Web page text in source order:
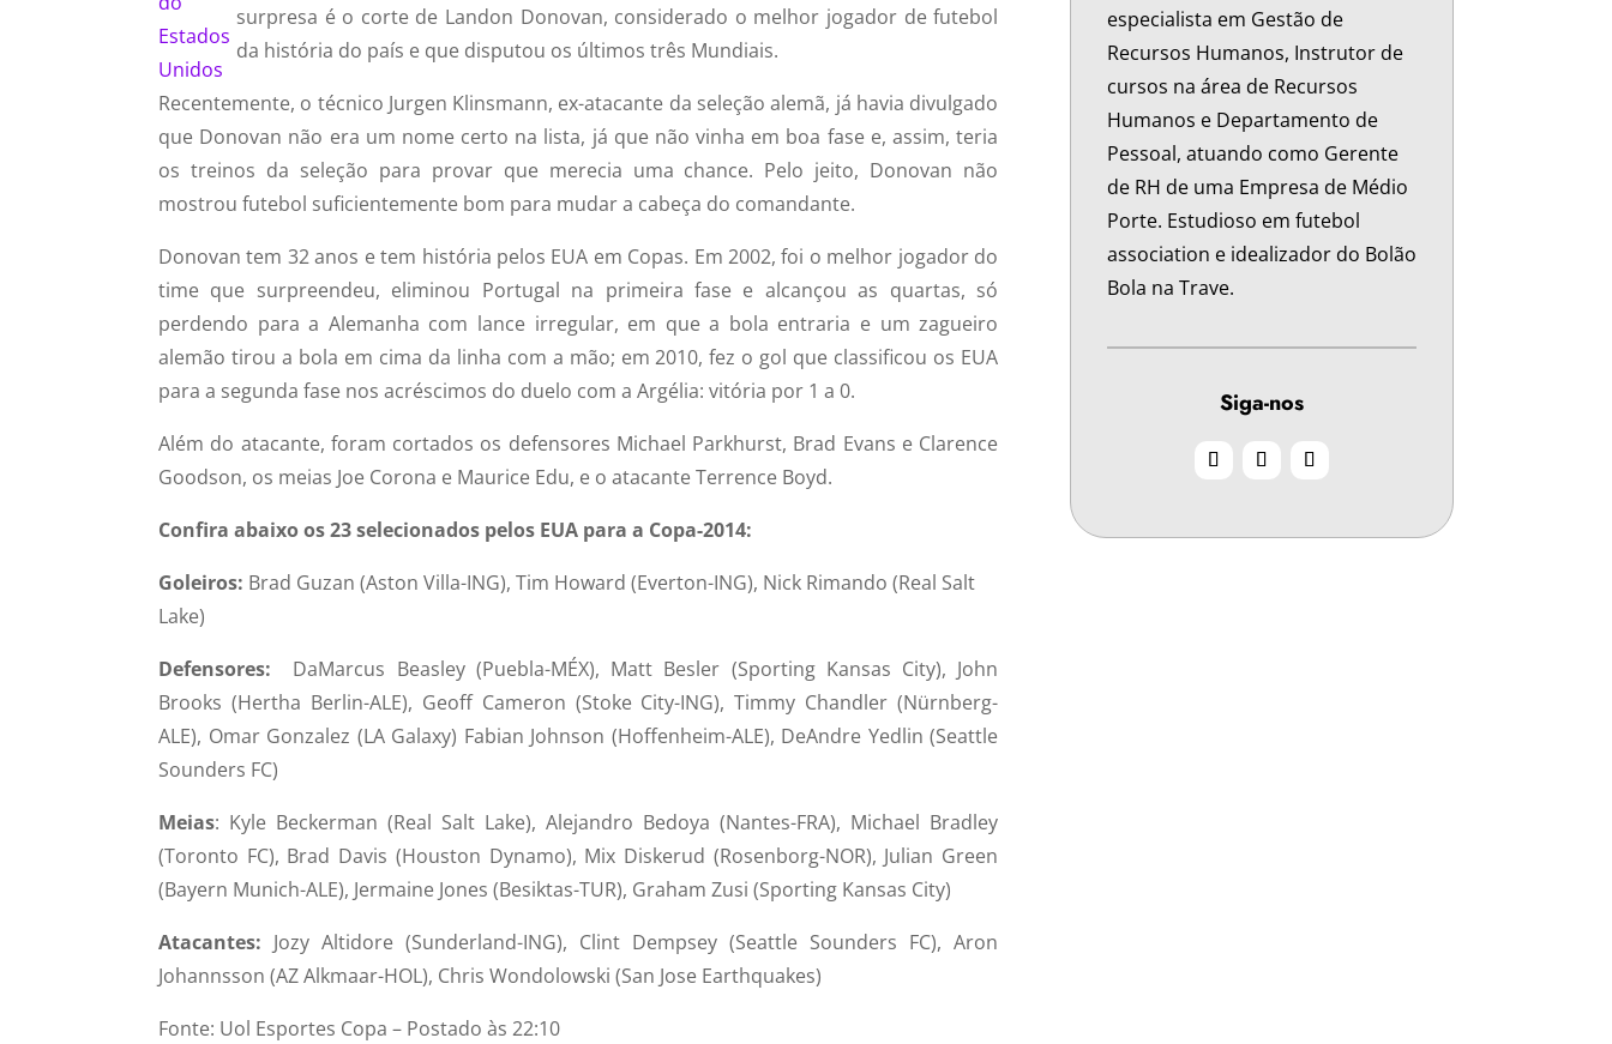
surpresa é o corte de Landon Donovan, considerado o melhor jogador de futebol
da história do país e que disputou os últimos três Mundiais.
Recentemente, o técnico Jurgen Klinsmann, ex-atacante da seleção alemã, já havia divulgado
que Donovan não era um nome certo na lista, já que não vinha em boa fase e, assim, teria
os treinos da seleção para provar que merecia uma chance. Pelo jeito, Donovan não
mostrou futebol suficientemente bom para mudar a cabeça do comandante.
Donovan tem 32 anos e tem história pelos EUA em Copas. Em 2002, foi o melhor jogador do
time que surpreendeu, eliminou Portugal na primeira fase e alcançou as quartas, só
perdendo para a Alemanha com lance irregular, em que a bola entraria e um zagueiro
alemão tirou a bola em cima da linha com a mão; em 2010, fez o gol que classificou os EUA
para a segunda fase nos acréscimos do duelo com a Argélia: vitória por 1 a 0.
Além do atacante, foram cortados os defensores Michael Parkhurst, Brad Evans e Clarence
Goodson, os meias Joe Corona e Maurice Edu, e o atacante Terrence Boyd.
Confira abaixo os 23 selecionados pelos EUA para a Copa-2014:
Goleiros: Brad Guzan (Aston Villa-ING), Tim Howard (Everton-ING), Nick Rimando (Real Salt
Lake)
Defensores: DaMarcus Beasley (Puebla-MÉX), Matt Besler (Sporting Kansas City), John
Brooks (Hertha Berlin-ALE), Geoff Cameron (Stoke City-ING), Timmy Chandler (Nürnberg-
ALE), Omar Gonzalez (LA Galaxy) Fabian Johnson (Hoffenheim-ALE), DeAndre Yedlin (Seattle
Sounders FC)
Meias: Kyle Beckerman (Real Salt Lake), Alejandro Bedoya (Nantes-FRA), Michael Bradley
(Toronto FC), Brad Davis (Houston Dynamo), Mix Diskerud (Rosenborg-NOR), Julian Green
(Bayern Munich-ALE), Jermaine Jones (Besiktas-TUR), Graham Zusi (Sporting Kansas City)
Atacantes: Jozy Altidore (Sunderland-ING), Clint Dempsey (Seattle Sounders FC), Aron
Johannsson (AZ Alkmaar-HOL), Chris Wondolowski (San Jose Earthquakes)
Fonte: Uol Esportes Copa – Postado às 22:10
especialista em Gestão de
Recursos Humanos, Instrutor de
cursos na área de Recursos
Humanos e Departamento de
Pessoal, atuando como Gerente
de RH de uma Empresa de Médio
Porte. Estudioso em futebol
association e idealizador do Bolão
Bola na Trave.
Siga-nos